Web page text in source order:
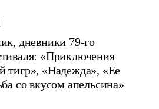
дневники 79-го
«Приключения
«Надежда», «Ее
со вкусом апельсина»